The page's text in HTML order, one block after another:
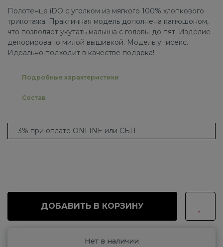
Полотенце iDO с уголком из мягкого 100% хлопкового
трикотажа. Практичная модель дополнена капюшоном,
что позволяет укутать малыша с головы до пят. Изделие
декорировано милой вышивкой. Модель унисекс.
Идеально подходит в качестве подарка!
Подробные характеристики
Состав
-3% при оплате ONLINE или СБП
ДОБАВИТЬ В КОРЗИНУ
Нет в наличии